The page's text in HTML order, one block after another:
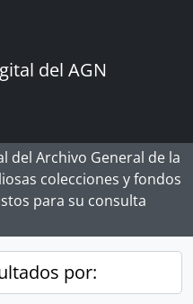
del AGN
del Archivo General de la
colecciones y fondos
para su consulta
por: